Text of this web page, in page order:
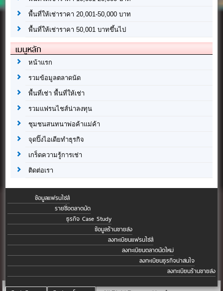
พื้นที่ให้เช่าราคา 20,001-50,000 บาท
พื้นที่ให้เช่าราคา 50,001 บาทขึ้นไป
เมนูหลัก
หน้าแรก
รวมข้อมูลตลาดนัด
พื้นที่เช่า พื้นที่ให้เช่า
รวมแฟรนไชส์น่าลงทุน
ชุมชนสนทนาพ่อค้าแม่ค้า
จุดปิ๊งไอเดียทำธุรกิจ
เกร็ดความรู้การเช่า
ติดต่อเรา
ข้อมูลแฟรนไชส์
รายชื่อตลาดนัด
ธุรกิจ Case Study
ข้อมูลร้านขายส่ง
ลงทะเบียนแฟรนไชส์
ลงทะเบียนตลาดนัดใหม่
ลงทะเบียนธุรกิจน่าสนใจ
ลงทะเบียนร้านขายส่ง